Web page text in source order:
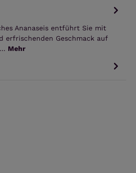
Ananaseis entführt Sie mit
erfrischenden Geschmack auf
Mehr